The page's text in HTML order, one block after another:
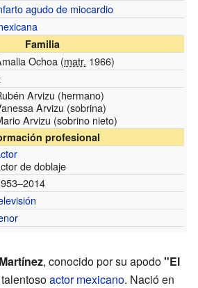
agudo de miocardio
Familia
Ochoa (matr. 1966)
Arvizu (hermano)
Arvizu (sobrina)
Arvizu (sobrino nieto)
profesional
de doblaje
, conocido por su apodo"El
actor mexicano. Nació en